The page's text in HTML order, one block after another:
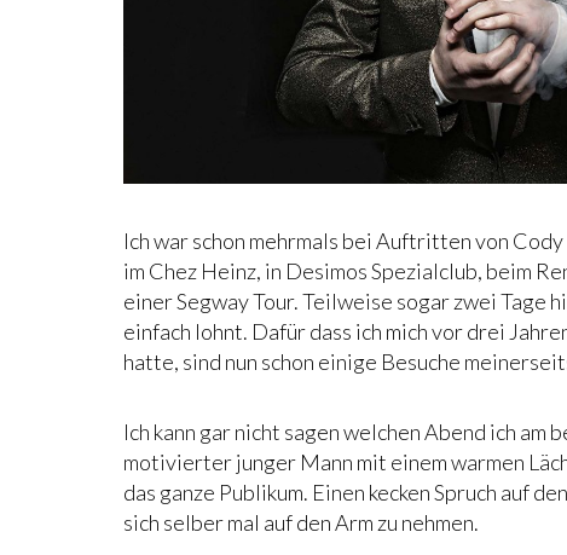
Ich war schon mehrmals bei Auftritten von
im Chez Heinz, in Desimos Spezialclub, beim
einer Segway Tour. Teilweise sogar zwei Tage
einfach lohnt. Dafür dass ich mich vor drei
hatte, sind nun schon einige Besuche
Ich kann gar nicht sagen welchen Abend ich am
motivierter junger Mann mit einem warmen
das ganze Publikum. Einen kecken Spruch auf
sich selber mal auf den Arm zu nehmen.